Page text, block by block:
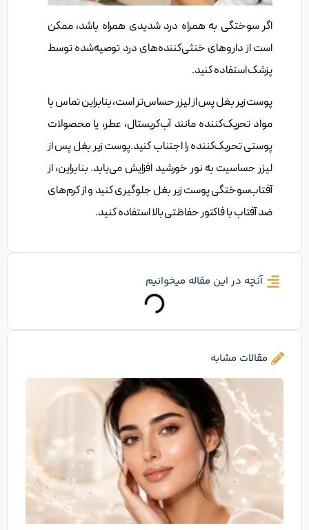
اگر سوختگی به همراه درد شدیدی همراه باشد، ممکن
است از داروهای خنثی‌کننده‌های درد توصیه‌شده توسط
پزشک استفاده کنید.
پوست زیر بغل پس از لیزر حساس‌تر است، بنابراین تماس با
مواد تحریک‌کننده مانند آب‌کریستال، عطر، یا محصولات
پوستی تحریک‌کننده را اجتناب کنید.پوست زیر بغل پس از
لیزر حساسیت به نور خورشید افزایش می‌یابد. بنابراین، از
آفتاب‌سوختگی پوست زیر بغل جلوگیری کنید و از کرم‌های
ضد آفتاب با فاکتور حفاظتی بالا استفاده کنید.
آنچه در این مقاله میخوانیم
مقالات مشابه